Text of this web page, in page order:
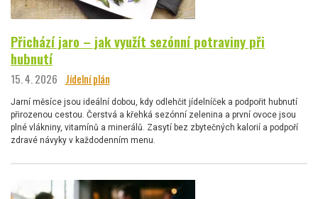
Přichází jaro – jak využít sezónní potraviny při
hubnutí
15. 4. 2026 Jídelní plán
Jarní měsíce jsou ideální dobou, kdy odlehčit jídelníček a podpořit hubnutí
přirozenou cestou. Čerstvá a křehká sezónní zelenina a první ovoce jsou
plné vlákniny, vitamínů a minerálů. Zasytí bez zbytečných kalorií a podpoří
zdravé návyky v každodenním menu.